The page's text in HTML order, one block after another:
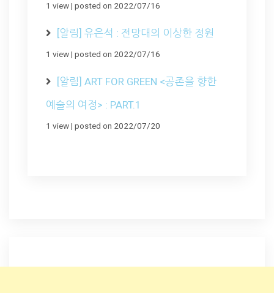
1 view| posted on 2022/07/16
[알림] 유은석 : 전망대의 이상한 정원
1 view| posted on 2022/07/16
[알림] ART FOR GREEN <공존을 향한
예술의 여정> : PART.1
1 view| posted on 2022/07/20